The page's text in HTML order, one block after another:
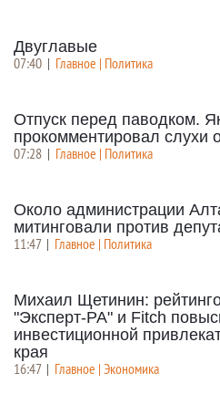
Двуглавые
07:40 | Главное | Политика
Отпуск перед паводком.
прокомментировал слухи
07:28 | Главное | Политика
Около администрации
митинговали против
11:47 | Главное | Политика
Михаил Щетинин:
"Эксперт-РА" и Fitch
инвестиционной
края
16:47 | Главное | Экономика